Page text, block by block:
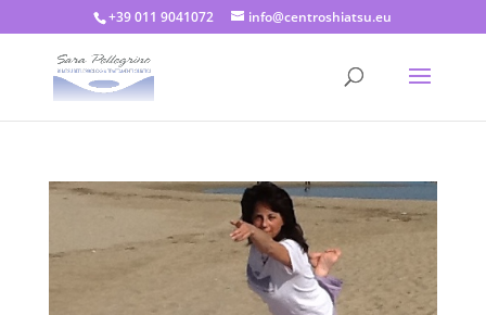
+39 011 9041072 info@centroshiatsu.eu